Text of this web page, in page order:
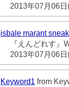
2013年07月06
isbale marant
『えんどれす』
2013年07月06
Keyword1 from